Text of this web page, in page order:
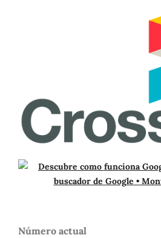
Número actual